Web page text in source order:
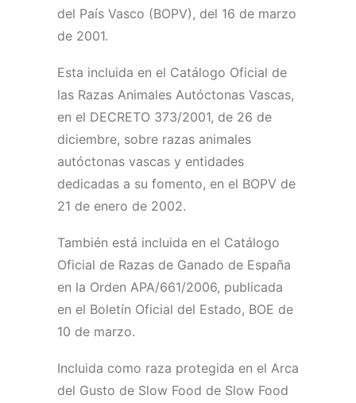
del País Vasco (BOPV), del 16 de marzo
de 2001.
Esta incluida en el Catálogo Oficial de
las Razas Animales Autóctonas Vascas,
en el DECRETO 373/2001, de 26 de
diciembre, sobre razas animales
autóctonas vascas y entidades
dedicadas a su fomento, en el BOPV de
21 de enero de 2002.
También está incluida en el Catálogo
Oficial de Razas de Ganado de España
en la Orden APA/661/2006, publicada
en el Boletín Oficial del Estado, BOE de
10 de marzo.
Incluida como raza protegida en el Arca
del Gusto de Slow Food de Slow Food